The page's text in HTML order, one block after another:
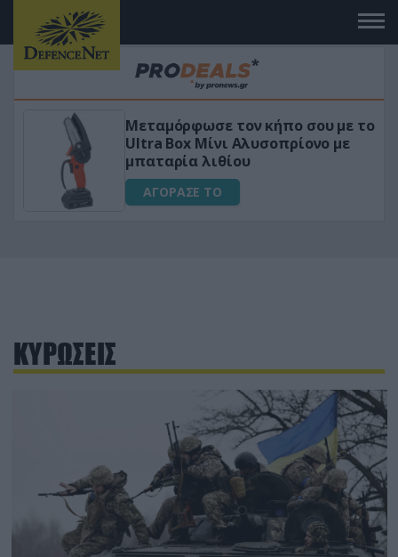
Μεταμόρφωσε τον κήπο σου με το
Ultra Box Μίνι Αλυσοπρίονο με
μπαταρία λιθίου
ΑΓΟΡΑΣΕ ΤΟ
ΚΥΡΩΣΕΙΣ